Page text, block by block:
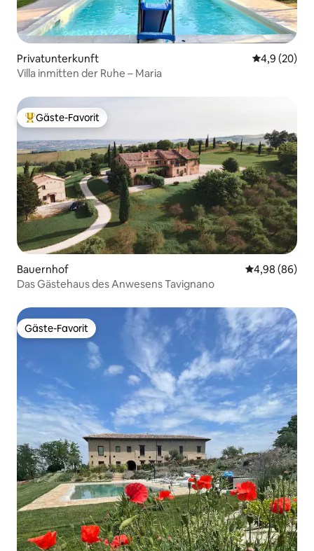
Privatunterkunft
4,9 (20)
Villa inmitten der Ruhe – Maria
Beliebter Gäste-Favorit.
Gäste-Favorit
Bauernhof
4,98 (86)
Das Gästehaus des Anwesens Tavignano
Gäste-Favorit
Gäste-Favorit